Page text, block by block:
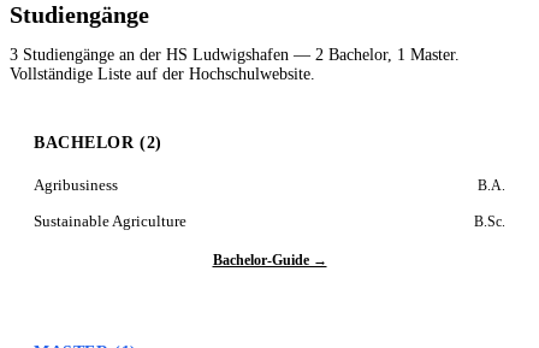
Studiengänge
3 Studiengänge an der HS Ludwigshafen — 2 Bachelor, 1 Master.
Vollständige Liste auf der Hochschulwebsite.
BACHELOR (2)
Agribusiness B.A.
Sustainable Agriculture B.Sc.
Bachelor-Guide →